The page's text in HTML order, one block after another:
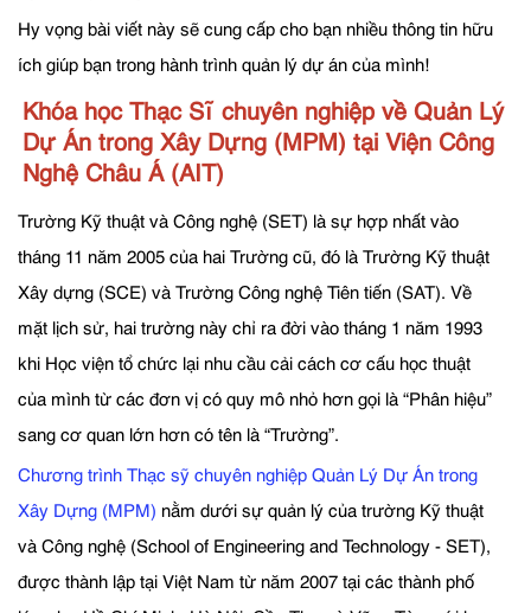
Hy vọng bài viết này sẽ cung cấp cho bạn nhiều thông tin hữu
ích giúp bạn trong hành trình quản lý dự án của mình!
Khóa học Thạc Sĩ chuyên nghiệp về Quản Lý
Dự Án trong Xây Dựng (MPM) tại Viện Công
Nghệ Châu Á (AIT)
Trường Kỹ thuật và Công nghệ (SET) là sự hợp nhất vào
tháng 11 năm 2005 của hai Trường cũ, đó là Trường Kỹ thuật
Xây dựng (SCE) và Trường Công nghệ Tiên tiến (SAT). Về
mặt lịch sử, hai trường này chỉ ra đời vào tháng 1 năm 1993
khi Học viện tổ chức lại nhu cầu cải cách cơ cấu học thuật
của mình từ các đơn vị có quy mô nhỏ hơn gọi là “Phân hiệu”
sang cơ quan lớn hơn có tên là “Trường”.
Chương trình Thạc sỹ chuyên nghiệp Quản Lý Dự Án trong
Xây Dựng (MPM) nằm dưới sự quản lý của trường Kỹ thuật
và Công nghệ (School of Engineering and Technology - SET),
được thành lập tại Việt Nam từ năm 2007 tại các thành phố